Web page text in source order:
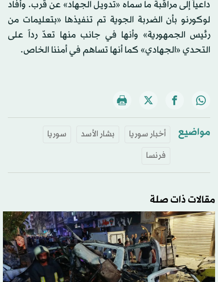
داعياً إلى مراقبة ما سماه «تدويل الجهاد» عن قرب. وأفاد
لوكورنو بأن الضربة الجوية تم تنفيذها «بتعليمات من
رئيس الجمهورية» وأنها في جانب منها تعدّ رداً على
التحدي «الجهادي» كما أنها تساهم في أمننا الخاص.
مواضيع أخبار سوريا بشار الأسد
سوريا
فرنسا
مقالات ذات صلة